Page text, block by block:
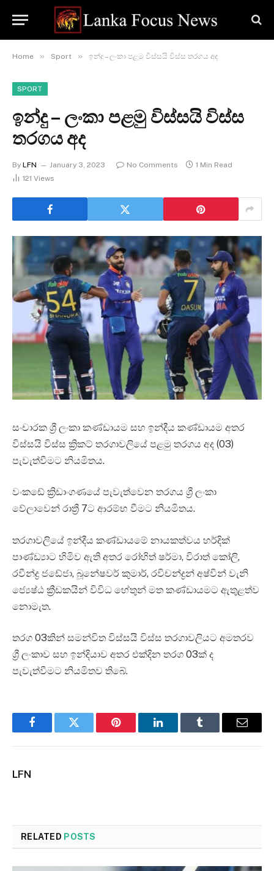
Home » Sport » ඉන්දු – ලංකා පළමු විස්සයි විස්ස තරගය අද
SPORT
ඉන්දු – ලංකා පළමු විස්සයි විස්ස
තරගය අද
By LFN January 3, 2023 No Comments
1 Min Read
121 Views
සංචාරක ශ්‍රී ලංකා කණ්ඩායම සහ ඉන්දීය කණ්ඩායම අතර
විස්සයි විස්ස ක්‍රිකට් තරගාවලියේ පළමු තරගය අද (03)
පැවැත්වීමට නියමිතය.
වංකඩේ ක්‍රිඩාංගණයේ පැවැත්වෙන තරගය ශ්‍රී ලංකා
වේලාවෙන් රාත්‍රී 7ට ආරම්භ වීමට නියමිතය.
තරගාවලියේ ඉන්දීය කණ්ඩායමේ නායකත්වය හර්දික්
පාණ්ඩ්‍යාට හිමිව ඇති අතර රෝහිත් ෂර්මා, විරාත් කෝලි,
රවීන්ද්‍ර ජඩේජා, බූනේෂවර් කුමාර්, රවිචන්ද්‍රන් අෂ්වින් වැනි
ජ්‍යෙෂ්ඨ ක්‍රීඩකයින් විවිධ හේතුන් මත කණ්ඩායමට ඇතුළත්ව
නොමැත.
තරග 03කින් සමන්විත විස්සයි විස්ස තරගාවලියට අමතරව
ශ්‍රී ලංකාව සහ ඉන්දියාව අතර එක්දින තරග 03ක් ද
පැවැත්වීමට නියමිතව තිබේ.
FacebookTwitter Pinterest LinkedInTumblr Email
LFN
RELATED POSTS